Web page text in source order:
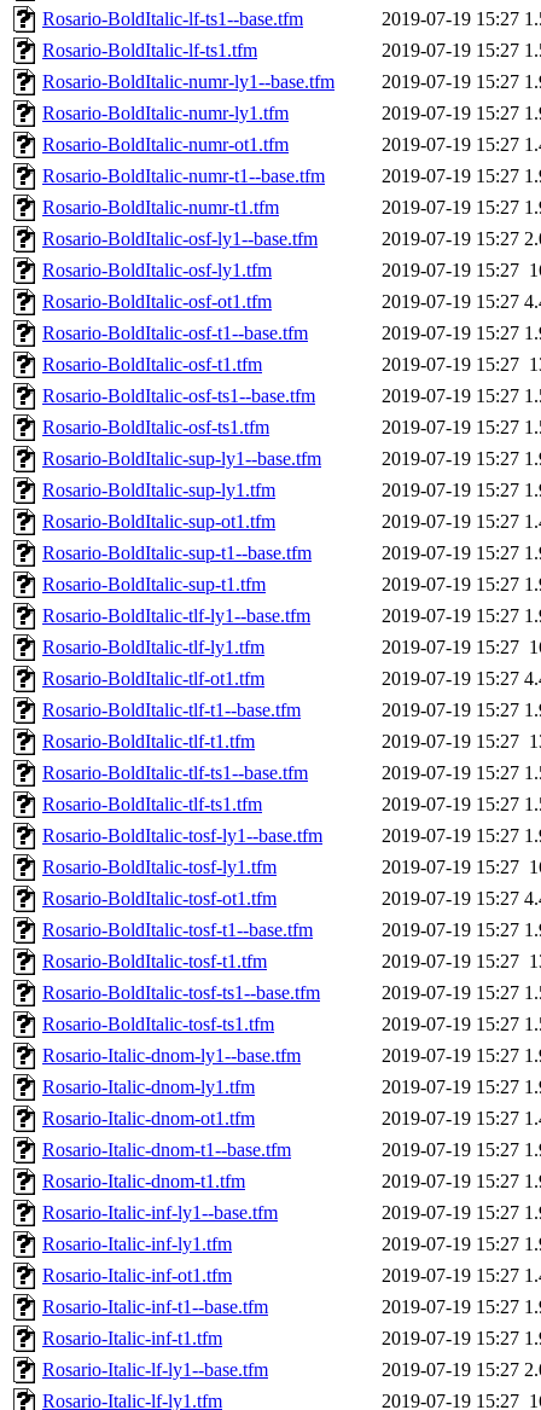
Rosario-BoldItalic-lf-ts1--base.tfm
2019-07-19 15:27
Rosario-BoldItalic-lf-ts1.tfm
2019-07-19 15:27
Rosario-BoldItalic-numr-ly1--base.tfm
2019-07-19 15:27
Rosario-BoldItalic-numr-ly1.tfm
2019-07-19 15:27
Rosario-BoldItalic-numr-ot1.tfm
2019-07-19 15:27
Rosario-BoldItalic-numr-t1--base.tfm
2019-07-19 15:27
Rosario-BoldItalic-numr-t1.tfm
2019-07-19 15:27
Rosario-BoldItalic-osf-ly1--base.tfm
2019-07-19 15:27
Rosario-BoldItalic-osf-ly1.tfm
2019-07-19 15:27
Rosario-BoldItalic-osf-ot1.tfm
2019-07-19 15:27
Rosario-BoldItalic-osf-t1--base.tfm
2019-07-19 15:27
Rosario-BoldItalic-osf-t1.tfm
2019-07-19 15:27
Rosario-BoldItalic-osf-ts1--base.tfm
2019-07-19 15:27
Rosario-BoldItalic-osf-ts1.tfm
2019-07-19 15:27
Rosario-BoldItalic-sup-ly1--base.tfm
2019-07-19 15:27
Rosario-BoldItalic-sup-ly1.tfm
2019-07-19 15:27
Rosario-BoldItalic-sup-ot1.tfm
2019-07-19 15:27
Rosario-BoldItalic-sup-t1--base.tfm
2019-07-19 15:27
Rosario-BoldItalic-sup-t1.tfm
2019-07-19 15:27
Rosario-BoldItalic-tlf-ly1--base.tfm
2019-07-19 15:27
Rosario-BoldItalic-tlf-ly1.tfm
2019-07-19 15:27
Rosario-BoldItalic-tlf-ot1.tfm
2019-07-19 15:27
Rosario-BoldItalic-tlf-t1--base.tfm
2019-07-19 15:27
Rosario-BoldItalic-tlf-t1.tfm
2019-07-19 15:27
Rosario-BoldItalic-tlf-ts1--base.tfm
2019-07-19 15:27
Rosario-BoldItalic-tlf-ts1.tfm
2019-07-19 15:27
Rosario-BoldItalic-tosf-ly1--base.tfm
2019-07-19 15:27
Rosario-BoldItalic-tosf-ly1.tfm
2019-07-19 15:27
Rosario-BoldItalic-tosf-ot1.tfm
2019-07-19 15:27
Rosario-BoldItalic-tosf-t1--base.tfm
2019-07-19 15:27
Rosario-BoldItalic-tosf-t1.tfm
2019-07-19 15:27
Rosario-BoldItalic-tosf-ts1--base.tfm
2019-07-19 15:27
Rosario-BoldItalic-tosf-ts1.tfm
2019-07-19 15:27
Rosario-Italic-dnom-ly1--base.tfm
2019-07-19 15:27
Rosario-Italic-dnom-ly1.tfm
2019-07-19 15:27
Rosario-Italic-dnom-ot1.tfm
2019-07-19 15:27
Rosario-Italic-dnom-t1--base.tfm
2019-07-19 15:27
Rosario-Italic-dnom-t1.tfm
2019-07-19 15:27
Rosario-Italic-inf-ly1--base.tfm
2019-07-19 15:27
Rosario-Italic-inf-ly1.tfm
2019-07-19 15:27
Rosario-Italic-inf-ot1.tfm
2019-07-19 15:27
Rosario-Italic-inf-t1--base.tfm
2019-07-19 15:27
Rosario-Italic-inf-t1.tfm
2019-07-19 15:27
Rosario-Italic-lf-ly1--base.tfm
2019-07-19 15:27
Rosario-Italic-lf-ly1.tfm
2019-07-19 15:27